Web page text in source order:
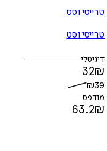
טרייסי וסט
טרייסי וסט
דיגיטלי
32₪
₪39
מודפס
63.2₪